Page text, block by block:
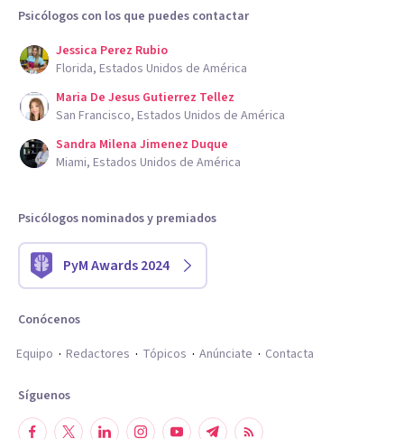
Psicólogos con los que puedes contactar
Jessica Perez Rubio
Florida, Estados Unidos de América
Maria De Jesus Gutierrez Tellez
San Francisco, Estados Unidos de América
Sandra Milena Jimenez Duque
Miami, Estados Unidos de América
Psicólogos nominados y premiados
PyM Awards 2024
Conócenos
Equipo
Redactores Tópicos Anúnciate Contacta
Síguenos